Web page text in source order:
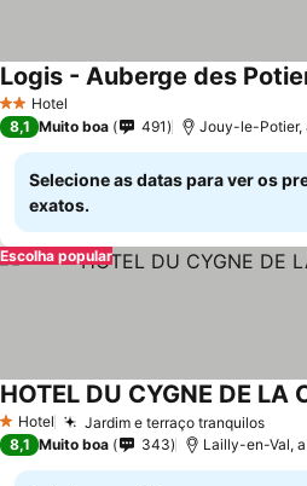
2 Estrelas
Hotel
Logis - Auberge des
8,1 Muito boa 491 Jouy-le-Potier,
Selecione as datas para ver os
exatos.
Escolha popular
1 Estrelas
Hotel Jardim e terraço tranquilosVer
HOTEL DU CYGNE DE LA
8,1 Muito boa 343 Lailly-en-Val,